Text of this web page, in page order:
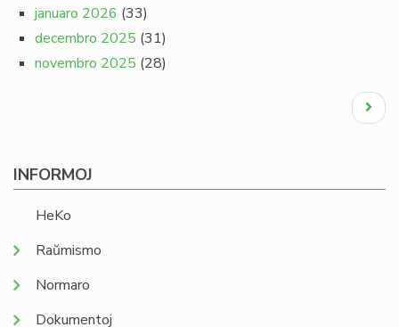
januaro 2026 (33)
decembro 2025 (31)
novembro 2025 (28)
Next
page
INFORMOJ
HeKo
Raŭmismo
Normaro
Dokumentoj